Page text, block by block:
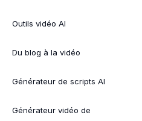
Outils vidéo AI
Du blog à la vidéo
Générateur de scripts AI
Générateur vidéo de